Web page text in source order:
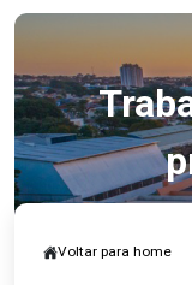
Voltar para home